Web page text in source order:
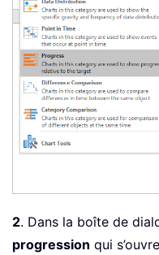
2. Dans la boîte de
progression qui